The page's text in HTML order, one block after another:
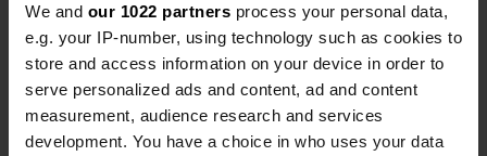
We and our 1022 partners process your personal data,
e.g. your IP-number, using technology such as cookies to
store and access information on your device in order to
serve personalized ads and content, ad and content
measurement, audience research and services
development. You have a choice in who uses your data
acsi korting voor 17 euro met sanitair en zwembad
en uitgebreid sanitair en alles erop en eraan De
camperplaats heeft in prijs de.camping ingehaald
en voorbij gestreeft
Een locatie
ongeveer 1 jaar